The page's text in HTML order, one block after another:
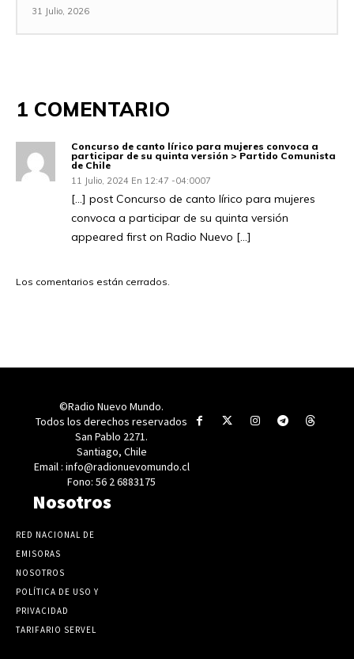
31 Julio, 2026
1 COMENTARIO
Concurso de canto lírico para mujeres convoca a
participar de su quinta versión > Partido Comunista
de Chile
11 Julio, 2024 En 12:47 -04:0007
[…] post Concurso de canto lírico para mujeres
convoca a participar de su quinta versión
appeared first on Radio Nuevo […]
Los comentarios están cerrados.
©Radio Nuevo Mundo.
Todos los derechos reservados
San Pablo 2271.
Santiago, Chile
Email : info@radionuevomundo.cl
Fono: 56 2 6883175
Nosotros
RED NACIONAL DE
EMISORAS
NOSOTROS
POLÍTICA DE USO Y
PRIVACIDAD
TARIFARIO SERVEL